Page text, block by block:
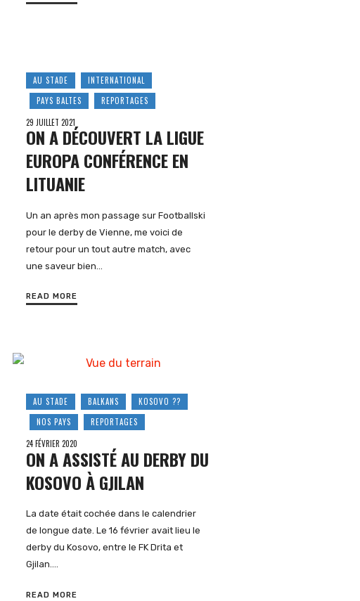
AU STADE
INTERNATIONAL
PAYS BALTES
REPORTAGES
29 JUILLET 2021
ON A DÉCOUVERT LA LIGUE
EUROPA CONFÉRENCE EN
LITUANIE
Un an après mon passage sur Footballski
pour le derby de Vienne, me voici de
retour pour un tout autre match, avec
une saveur bien…
READ MORE
AU STADE BALKANS
KOSOVO ??
NOS PAYS
REPORTAGES
24 FÉVRIER 2020
ON A ASSISTÉ AU DERBY DU
KOSOVO À GJILAN
La date était cochée dans le calendrier
de longue date. Le 16 février avait lieu le
derby du Kosovo, entre le FK Drita et
Gjilan….
READ MORE